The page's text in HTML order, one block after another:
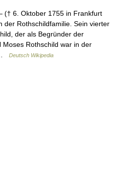
(† 6. Oktober 1755 in Frankfurt
der Rothschildfamilie. Sein vierter
der als Begründer der
Moses Rothschild war in der
Deutsch Wikipedia